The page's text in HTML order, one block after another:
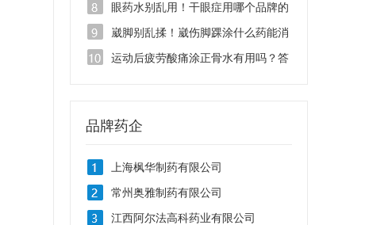
安全不刺激？
眼药水别乱用！干眼症用哪个品牌的
眼药水治疗效果好？
崴脚别乱揉！崴伤脚踝涂什么药能消
肿止痛？
运动后疲劳酸痛涂正骨水有用吗？答
品牌药企
上海枫华制药有限公司
常州奥雅制药有限公司
江西阿尔法高科药业有限公司